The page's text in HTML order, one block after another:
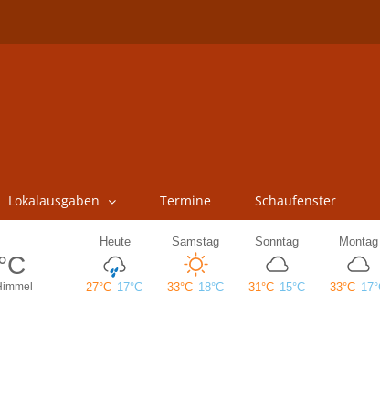
Lokalausgaben Termine Schaufenster